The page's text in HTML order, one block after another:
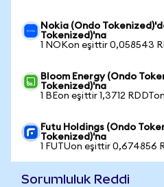
Nokia (Ondo
Tokenized)'na
1 NOKon eşittir 0,058543
Bloom Energy (Ondo
Tokenized)'na
1 BEon eşittir 1,3712 RDDTon
Futu Holdings (Ondo
Tokenized)'na
1 FUTUon eşittir 0,674856
Sorumluluk Reddi